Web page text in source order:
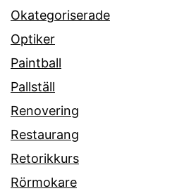
Okategoriserade
Optiker
Paintball
Pallställ
Renovering
Restaurang
Retorikkurs
Rörmokare